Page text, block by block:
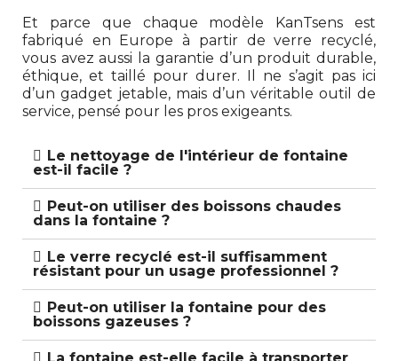
Et parce que chaque modèle KanTsens est
fabriqué en Europe à partir de verre recyclé,
vous avez aussi la garantie d’un produit durable,
éthique, et taillé pour durer. Il ne s’agit pas ici
d’un gadget jetable, mais d’un véritable outil de
service, pensé pour les pros exigeants.
Le nettoyage de l'intérieur de fontaine
est-il facile ?
Peut-on utiliser des boissons chaudes
dans la fontaine ?
Le verre recyclé est-il suffisamment
résistant pour un usage professionnel ?
Peut-on utiliser la fontaine pour des
boissons gazeuses ?